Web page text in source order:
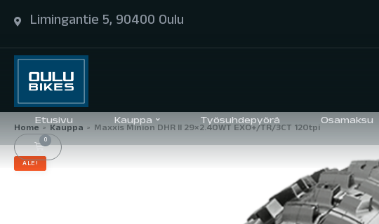
Limingantie 5, 90400 Oulu
Etusivu Kauppa Työsuhdepyörä Osamaksu
0
Home > Kauppa > Maxxis Minion DHR II 29×2.40WT EXO+/TR/3CT 120tpi
ALE!